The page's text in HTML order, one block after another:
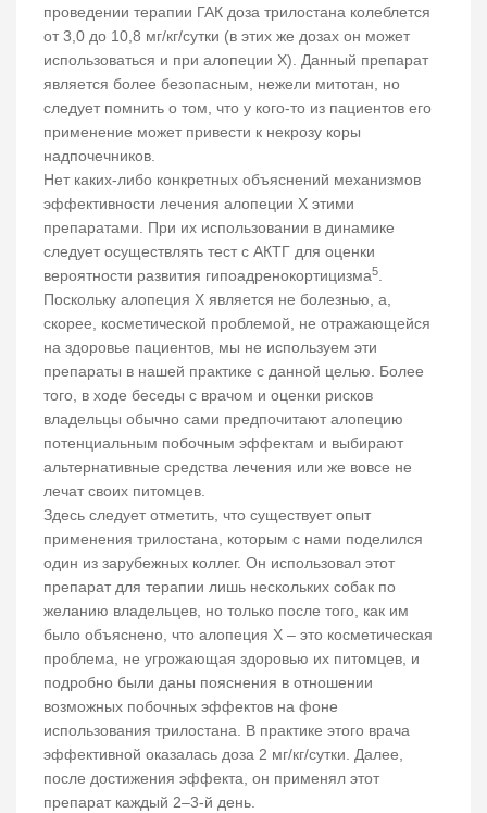
проведении терапии ГАК доза трилостана колеблется
от 3,0 до 10,8 мг/кг/сутки (в этих же дозах он может
использоваться и при алопеции Х). Данный препарат
является более безопасным, нежели митотан, но
следует помнить о том, что у кого-то из пациентов его
применение может привести к некрозу коры
надпочечников.
Нет каких-либо конкретных объяснений механизмов
эффективности лечения алопеции Х этими
препаратами. При их использовании в динамике
следует осуществлять тест с АКТГ для оценки
вероятности развития гипоадренокортицизма5.
Поскольку алопеция Х является не болезнью, а,
скорее, косметической проблемой, не отражающейся
на здоровье пациентов, мы не используем эти
препараты в нашей практике с данной целью. Более
того, в ходе беседы с врачом и оценки рисков
владельцы обычно сами предпочитают алопецию
потенциальным побочным эффектам и выбирают
альтернативные средства лечения или же вовсе не
лечат своих питомцев.
Здесь следует отметить, что существует опыт
применения трилостана, которым с нами поделился
один из зарубежных коллег. Он использовал этот
препарат для терапии лишь нескольких собак по
желанию владельцев, но только после того, как им
было объяснено, что алопеция Х – это косметическая
проблема, не угрожающая здоровью их питомцев, и
подробно были даны пояснения в отношении
возможных побочных эффектов на фоне
использования трилостана. В практике этого врача
эффективной оказалась доза 2 мг/кг/сутки. Далее,
после достижения эффекта, он применял этот
препарат каждый 2–3-й день.